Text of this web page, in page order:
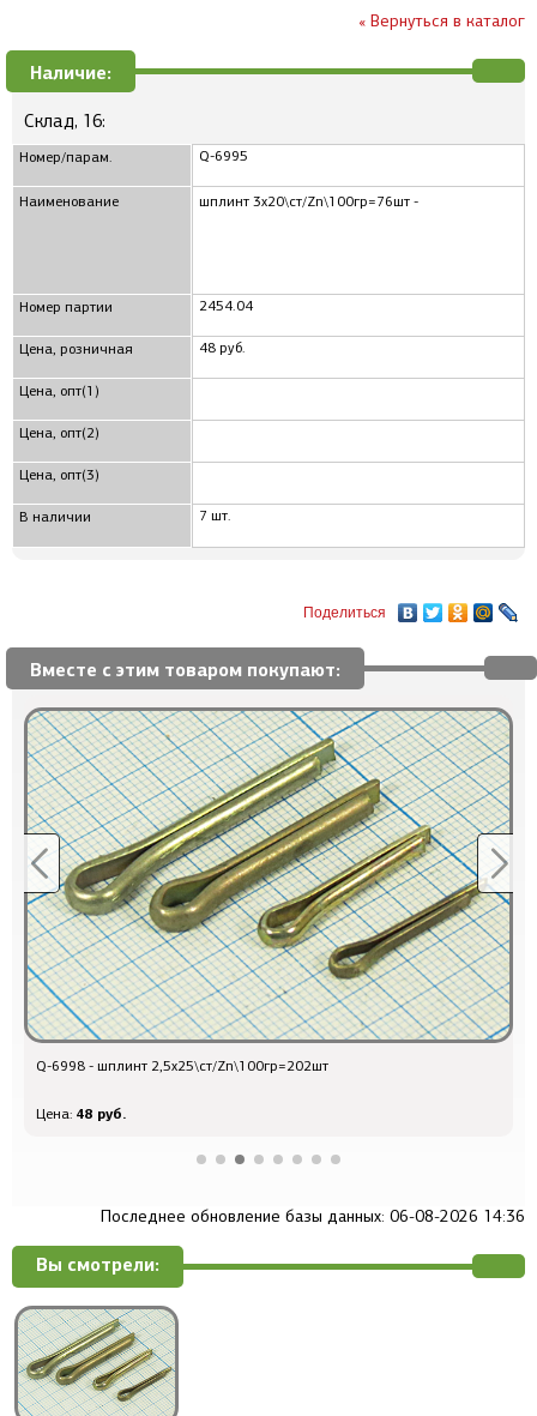
« Вернуться в каталог
Наличие:
Склад, 16:
Номер/парам.
Наименование
Номер партии
Цена, розничная
Цена, опт(1)
Цена, опт(2)
Цена, опт(3)
В наличии
Q-6995
шплинт 3x20\ст/Zn\100гр=76шт -
2454.04
48 руб.
7 шт.
Поделиться
Вместе с этим товаром покупают:
Q-6998 - шплинт 2,5x25\ст/Zn\100гр=202шт
Цена: 48 руб.
Последнее обновление базы данных: 06-08-2026 14:36
Вы смотрели: